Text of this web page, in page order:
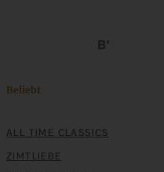
Beliebt
ALL TIME CLASSICS
ZIMTLIEBE